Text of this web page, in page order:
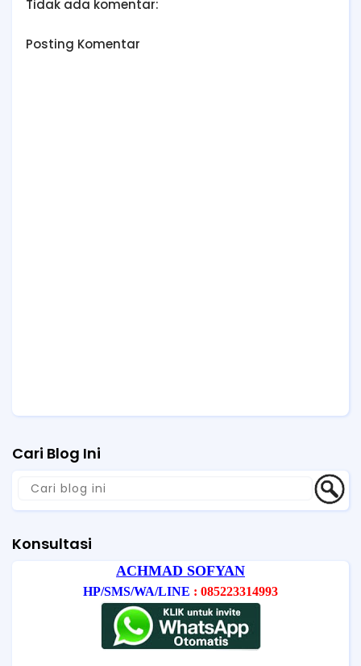
Tidak ada komentar:
Posting Komentar
Cari Blog Ini
Konsultasi
ACHMAD SOFYAN
HP/SMS/WA/LINE : 085223314993